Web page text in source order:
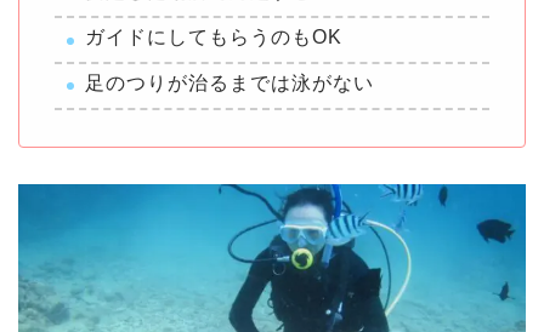
ガイドにしてもらうのもOK
足のつりが治るまでは泳がない